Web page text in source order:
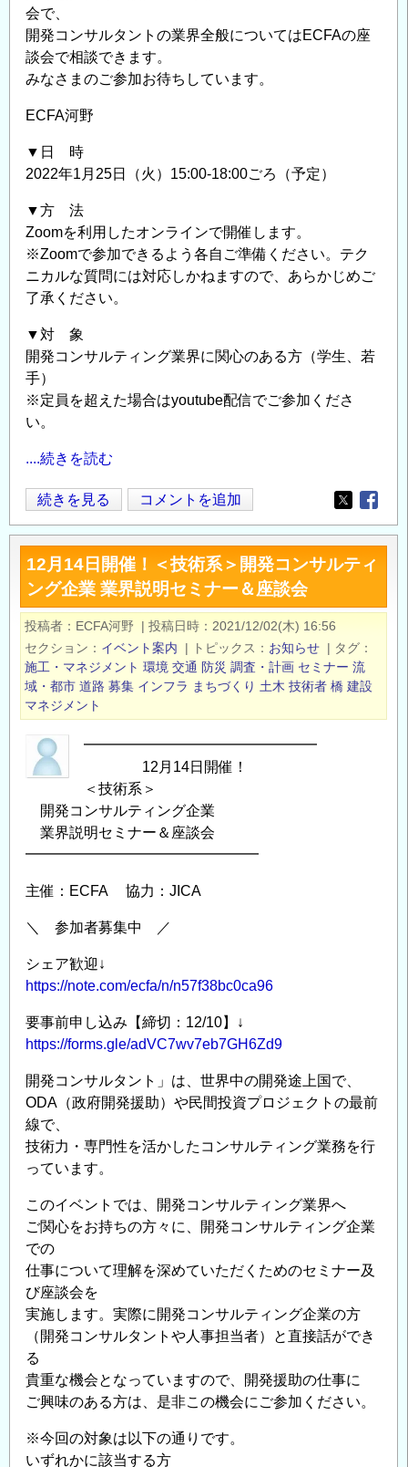
会で、
開発コンサルタントの業界全般についてはECFAの座
談会で相談できます。
みなさまのご参加お待ちしています。
ECFA河野
▼日 時
2022年1月25日（火）15:00-18:00ごろ（予定）
▼方 法
Zoomを利用したオンラインで開催します。
※Zoomで参加できるよう各自ご準備ください。テク
ニカルな質問には対応しかねますので、あらかじめご
了承ください。
▼対 象
開発コンサルティング業界に関心のある方（学生、若
手）
※定員を超えた場合はyoutube配信でご参加くださ
い。
....続きを読む
1
月
25
日
開
催！
開
発
コ
ン
ル
テ
ン
グ
業
界
明
ミ
ナ
＆
談
会
続きを見る コメントを追加
Opens in
12月14日開催！＜技術系＞開発コンサルティ
ング企業 業界説明セミナー＆座談会
投稿者 ECFA河野 | 投稿日時
2021/12/02(木) 16:56
セクション
イベント案内 | トピックス お知らせ | タグ
施工・マネジメント 環境 交通 防災 調査・計画 セミナー 流
域・都市 道路 募集 インフラ まちづくり 土木 技術者 橋 建設
マネジメント
━━━━━━━━━━━━━━━━
12月14日開催！
＜技術系＞
開発コンサルティング企業
業界説明セミナー＆座談会
━━━━━━━━━━━━━━━━
主催：ECFA 協力：JICA
＼ 参加者募集中 ／
シェア歓迎↓
https://note.com/ecfa/n/n57f38bc0ca96
要事前申し込み【締切：12/10】↓
https://forms.gle/adVC7wv7eb7GH6Zd9
開発コンサルタント」は、世界中の開発途上国で、
ODA（政府開発援助）や民間投資プロジェクトの最前
線で、
技術力・専門性を活かしたコンサルティング業務を行
っています。
このイベントでは、開発コンサルティング業界へ
ご関心をお持ちの方々に、開発コンサルティング企業
での
仕事について理解を深めていただくためのセミナー及
び座談会を
実施します。実際に開発コンサルティング企業の方
（開発コンサルタントや人事担当者）と直接話ができ
る
貴重な機会となっていますので、開発援助の仕事に
ご興味のある方は、是非この機会にご参加ください。
※今回の対象は以下の通りです。
いずれかに該当する方